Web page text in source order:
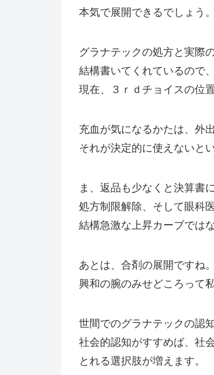
本気で展開できるでしょう。
グラナテックの処方と実際
結構書いてくれているので
現在、３ｒｄチョイスの位
充血が気になるかたは、外
それが決定的に使えないと
ま、返品も少なくと決算書
処方制限解除、そして眼科
結構急激な上昇カーブでは
あとは、合剤の展開ですね。
興和の腕のみせどころって
世間でのグラナテックの認
社会的認知がすすめば、社
とれる選択肢が増えます。